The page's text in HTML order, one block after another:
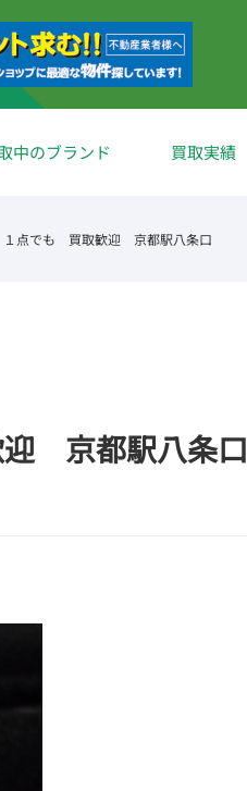
中のブランド 買取実績
点でも 買取歓迎 京都駅八条口
京都駅八条口